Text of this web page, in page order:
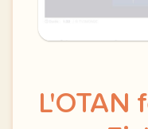
L'OTAN